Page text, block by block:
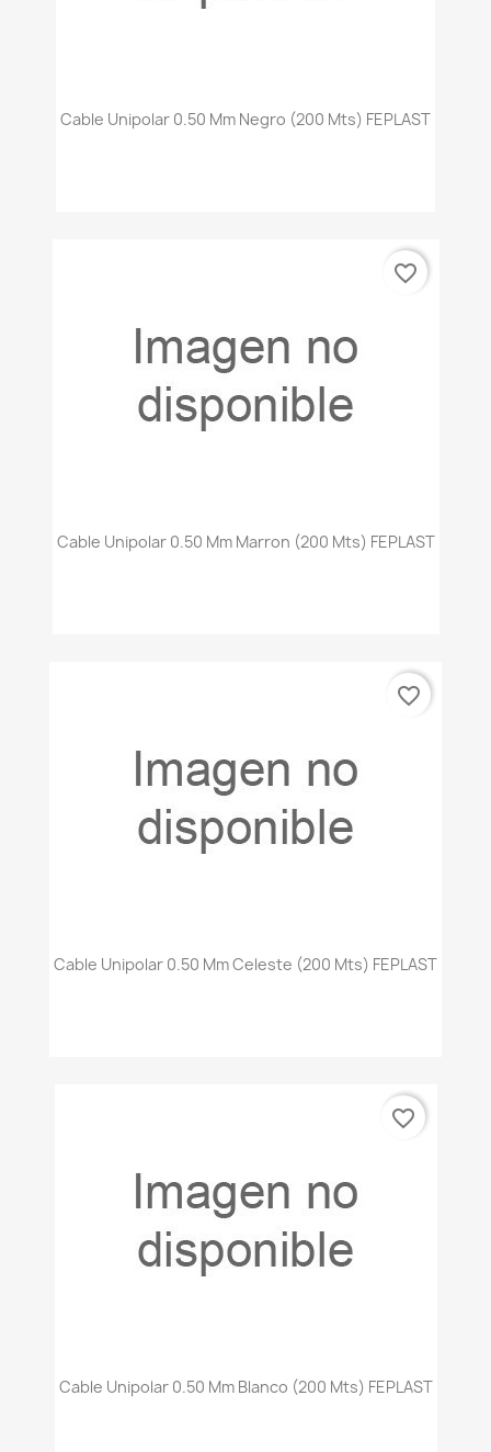
Cable Unipolar 0.50 Mm Negro (200 Mts) FEPLAST
Cable Unipolar 0.50 Mm Marron (200 Mts) FEPLAST
favorite_border
Cable Unipolar 0.50 Mm Celeste (200 Mts) FEPLAST
favorite_border
Cable Unipolar 0.50 Mm Blanco (200 Mts) FEPLAST
favorite_border